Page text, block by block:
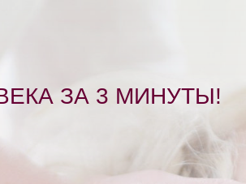
ЗА 3 МИНУТЫ!